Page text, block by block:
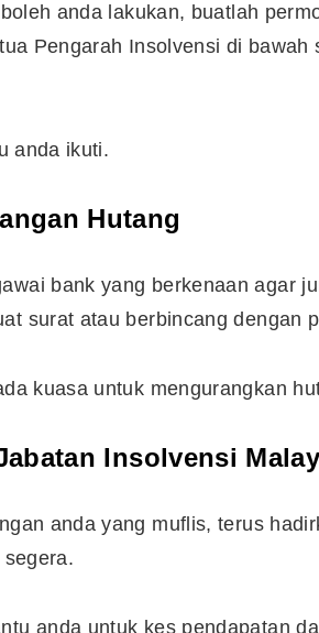
anda lakukan, buatlah
Pengarah Insolvensi di bawah
anda ikuti.
Hutang
bank yang berkenaan agar
surat atau berbincang dengan
kuasa untuk mengurangkan
Insolvensi
anda yang muflis, terus
anda untuk kes pendapatan